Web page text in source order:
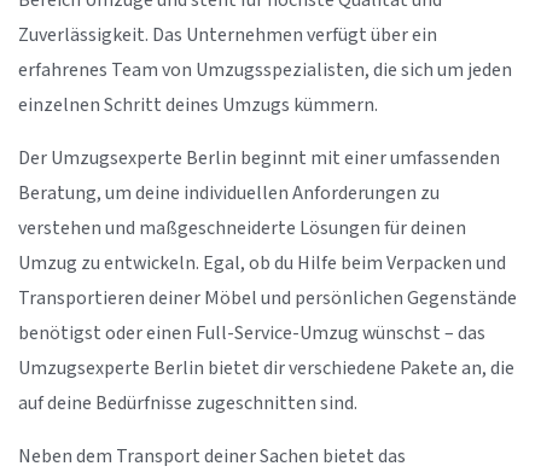
Zuverlässigkeit. Das Unternehmen verfügt über ein
erfahrenes Team von Umzugsspezialisten, die sich um jeden
einzelnen Schritt deines Umzugs kümmern.
Der Umzugsexperte Berlin beginnt mit einer umfassenden
Beratung, um deine individuellen Anforderungen zu
verstehen und maßgeschneiderte Lösungen für deinen
Umzug zu entwickeln. Egal, ob du Hilfe beim Verpacken und
Transportieren deiner Möbel und persönlichen Gegenstände
benötigst oder einen Full-Service-Umzug wünschst – das
Umzugsexperte Berlin bietet dir verschiedene Pakete an, die
auf deine Bedürfnisse zugeschnitten sind.
Neben dem Transport deiner Sachen bietet das